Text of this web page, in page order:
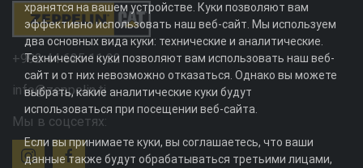
+992 44 625 11 22
info@zeppelin.tj
Мы в соцсетях:
хранятся на вашем устройстве. Куки позволяют вам
эффективно использовать наш веб-сайт. Мы используем
два основных вида куки: технические и аналитические.
Технические куки позволяют вам использовать наш веб-
сайт и от них невозможно отказаться. Однако вы можете
выбрать, какие аналитические куки будут
использоваться при посещении веб-сайта.
Если вы принимаете куки, вы соглашаетесь, что ваши
данные также будут обрабатываться третьими лицами,